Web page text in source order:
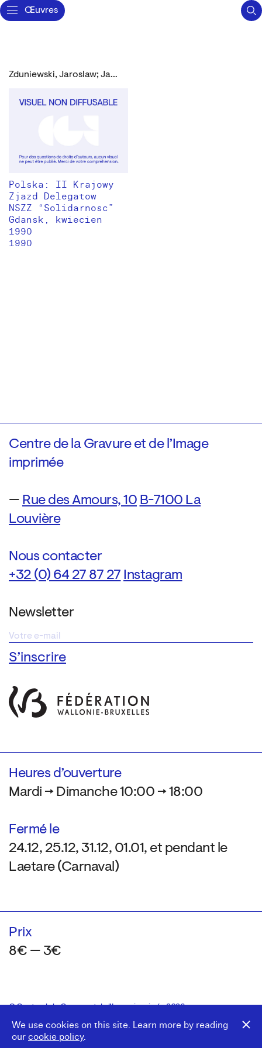
Œuvres
We use cookies on this site. Learn more by reading
our cookie policy.
Zduniewski, Jaroslaw; Janiszewski, Jerzy
Polska: II Krajowy
Zjazd Delegatow
NSZZ “Solidarnosc”
Gdansk, kwiecien
1990
1990
Centre de la Gravure et de l’Image
imprimée
— Rue des Amours, 10 B-7100 La
Louvière
Nous contacter
+32 (0) 64 27 87 27 Instagram
Newsletter
Heures d’ouverture
Mardi → Dimanche 10:00 → 18:00
Fermé le
24.12, 25.12, 31.12, 01.01, et pendant le
Laetare (Carnaval)
Prix
8€ — 3€
© Centre de la Gravure et de l’Image imprimée 2026
Colophon
Design:Marcel Kaczmarek, code:8080.studio